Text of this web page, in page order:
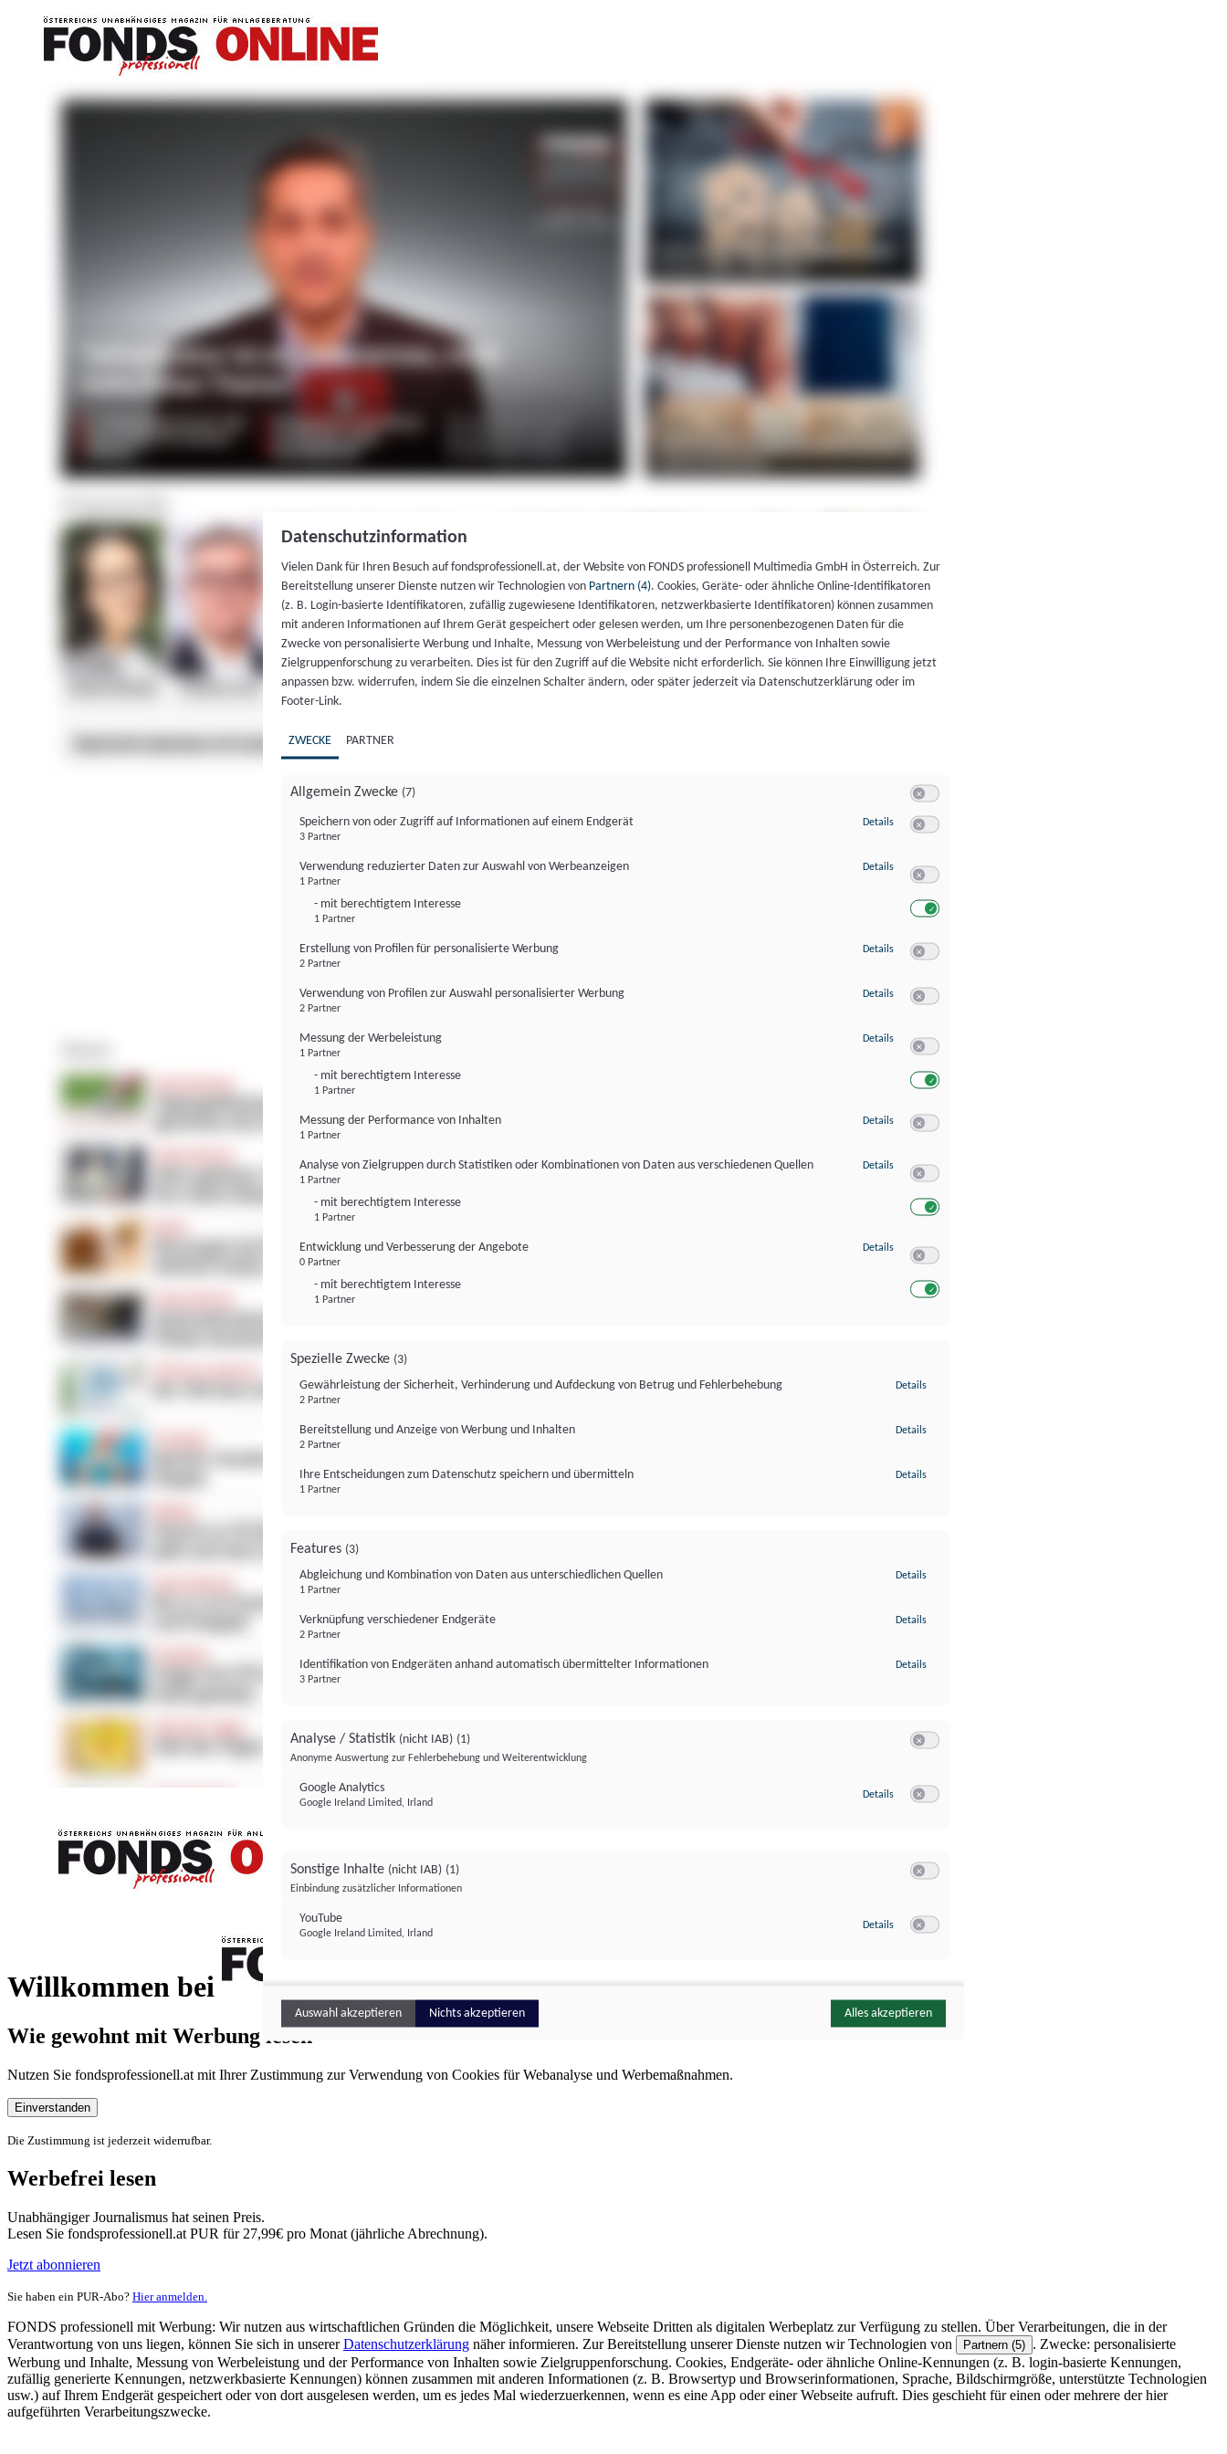
Willkommen bei
FONDS professionell
Wie gewohnt mit Werbung lesen
Nutzen Sie fondsprofessionell.at mit Ihrer Zustimmung zur Verwendung von Cookies für Webanalyse und Werbemaßnahmen.
Einverstanden
Die Zustimmung ist jederzeit widerrufbar.
Werbefrei lesen
Unabhängiger Journalismus hat seinen Preis.
Lesen Sie fondsprofessionell.at PUR für 27,99€ pro Monat (jährliche Abrechnung).
Jetzt abonnieren
Sie haben ein PUR-Abo? Hier anmelden.
FONDS professionell mit Werbung: Wir nutzen aus wirtschaftlichen Gründen die Möglichkeit, unsere Webseite Dritten als digitalen Werbeplatz zur Verfügung zu stellen. Über Verarbeitungen, die in der
Verantwortung von uns liegen, können Sie sich in unsererDatenschutzerklärung näher informieren. Zur Bereitstellung unserer Dienste nutzen wir Technologien von Partnern (5) . Zwecke: personalisierte
Werbung und Inhalte, Messung von Werbeleistung und der Performance von Inhalten sowie Zielgruppenforschung. Cookies, Endgeräte- oder ähnliche Online-Kennungen (z. B. login-basierte Kennungen,
zufällig generierte Kennungen, netzwerkbasierte Kennungen) können zusammen mit anderen Informationen (z. B. Browsertyp und Browserinformationen, Sprache, Bildschirmgröße, unterstützte Technologien
usw.) auf Ihrem Endgerät gespeichert oder von dort ausgelesen werden, um es jedes Mal wiederzuerkennen, wenn es eine App oder einer Webseite aufruft. Dies geschieht für einen oder mehrere der hier
aufgeführten Verarbeitungszwecke.
Datenschutzinformation
Vielen Dank für Ihren Besuch auf fondsprofessionell.at, der Website von FONDS professionell Multimedia GmbH in Österreich. Zur
Bereitstellung unserer Dienste nutzen wir Technologien von Partnern (4). Cookies, Geräte- oder ähnliche Online-Identifikatoren
(z. B. Login-basierte Identifikatoren, zufällig zugewiesene Identifikatoren, netzwerkbasierte Identifikatoren) können zusammen
mit anderen Informationen auf Ihrem Gerät gespeichert oder gelesen werden, um Ihre personenbezogenen Daten für die
Zwecke von personalisierte Werbung und Inhalte, Messung von Werbeleistung und der Performance von Inhalten sowie
Zielgruppenforschung zu verarbeiten. Dies ist für den Zugriff auf die Website nicht erforderlich. Sie können Ihre Einwilligung jetzt
anpassen bzw. widerrufen, indem Sie die einzelnen Schalter ändern, oder später jederzeit via Datenschutzerklärung oder im
Footer-Link.
ZWECKE PARTNER
Allgemein Zwecke (7)
Speichern von oder Zugriff auf Informationen auf einem Endgerät
3 Partner
Details zu Speichern von oder Zugriff auf Informationen auf einem Endgerät
Verwendung reduzierter Daten zur Auswahl von Werbeanzeigen
1 Partner
- mit berechtigtem Interesse
1 Partner
Details zu Verwendung reduzierter Daten zur Auswahl von Werbeanzeigen
Erstellung von Profilen für personalisierte Werbung
2 Partner
Details zu Erstellung von Profilen für personalisierte Werbung
Verwendung von Profilen zur Auswahl personalisierter Werbung
2 Partner
Details zu Verwendung von Profilen zur Auswahl personalisierter Werbung
Messung der Werbeleistung
1 Partner
- mit berechtigtem Interesse
1 Partner
Details zu Messung der Werbeleistung
Messung der Performance von Inhalten
1 Partner
Details zu Messung der Performance von Inhalten
Analyse von Zielgruppen durch Statistiken oder Kombinationen von Daten aus verschiedenen Quellen
1 Partner
- mit berechtigtem Interesse
1 Partner
Details zu Analyse von Zielgruppen durch Statistiken oder Kombinationen von
Entwicklung und Verbesserung der Angebote
0 Partner
- mit berechtigtem Interesse
1 Partner
Details zu Entwicklung und Verbesserung der Angebote
Spezielle Zwecke (3)
Gewährleistung der Sicherheit, Verhinderung und Aufdeckung von Betrug und Fehlerbehebung
2 Partner
Details
Bereitstellung und Anzeige von Werbung und Inhalten
2 Partner
Details
Ihre Entscheidungen zum Datenschutz speichern und übermitteln
1 Partner
Details
Features (3)
Abgleichung und Kombination von Daten aus unterschiedlichen Quellen
1 Partner
Details
Verknüpfung verschiedener Endgeräte
2 Partner
Details
Identifikation von Endgeräten anhand automatisch übermittelter Informationen
3 Partner
Details
Analyse / Statistik (nicht IAB) (1)
Anonyme Auswertung zur Fehlerbehebung und Weiterentwicklung
Google Analytics
Google Ireland Limited, Irland
Details zu Google Analytics
Sonstige Inhalte (nicht IAB) (1)
Einbindung zusätzlicher Informationen
YouTube
Google Ireland Limited, Irland
Details zu YouTube
Auswahl akzeptieren Nichts akzeptieren Alles akzeptieren